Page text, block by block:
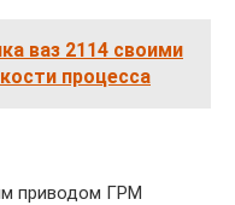
ваз 2114 своими
процесса
приводом ГРМ